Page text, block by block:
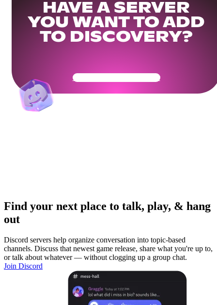
HAVE A SERVER
YOU WANT TO ADD
TO DISCOVERY?
Get Your Community Ready
Find your next place to talk, play, & hang
out
Discord servers help organize conversation into topic-based
channels. Discuss that newest game release, share what you're up to,
or talk about whatever — without clogging up a group chat.
Join Discord